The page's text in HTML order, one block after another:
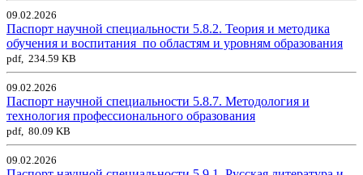
09.02.2026
Паспорт научной специальности 5.8.2. Теория и методика
обучения и воспитания_по областям и уровням образования
pdf, 234.59 KB
09.02.2026
Паспорт научной специальности 5.8.7. Методология и
технология профессионального образования
pdf, 80.09 KB
09.02.2026